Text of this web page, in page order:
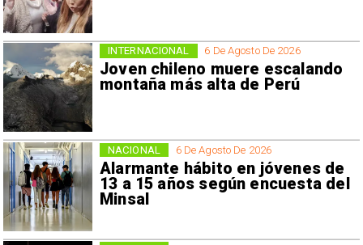
6 De Agosto De 2026
Joven chileno muere escalando
montaña más alta de Perú
INTERNACIONAL
6 De Agosto De 2026
Alarmante hábito en jóvenes de
13 a 15 años según encuesta del
Minsal
NACIONAL